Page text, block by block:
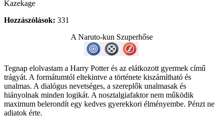
Kazekage
Hozzászólások: 331
A Naruto-kun Szuperhőse
Tegnap elolvastam a Harry Potter és az elátkozott gyermek című
trágyát. A formátumtól eltekintve a története kiszámítható és
unalmas. A dialógus nevetséges, a szereplők unalmasak és
hiányolnak minden logikát. A nosztalgiafaktor nem működik
maximum belerondít egy kedves gyerekkori élményembe. Pénzt ne
adjatok érte.